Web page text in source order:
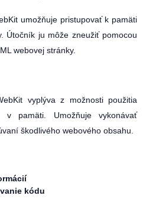
umožňuje pristupovať k pamäti
Útočník ju môže zneužiť pomocou
webovej stránky.
vyplýva z možnosti použitia
v pamäti. Umožňuje vykonávať
škodlivého webového obsahu.
kódu